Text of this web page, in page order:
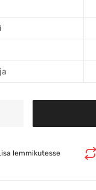
lemmikutesse